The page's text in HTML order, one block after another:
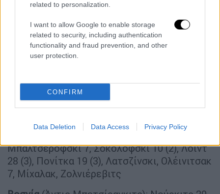
related to personalization.
I want to allow Google to enable storage
related to security, including authentication
functionality and fraud prevention, and other
user protection.
CONFIRM
Data Deletion Data Access Privacy Policy
Από την άλλη, για την Βοσνία ο Γιουσούφ
Νούρκιτς πέτυχε 20 πόντους, πήρε 7
ριμπάουντ, έδωσε 3 ασίστ και έκανε 2
κλεψίματα και 2 μπλοκ σε 29:07. Ακόμη. ο
Τζον Ρόμπερσον μέτρησε 19 πόντους, 4
31:39 και σημαντική ήταν και η συνεισφορά
του Έντιν Άτιτς με 8 πόντους, 3 ριμπάουντ, 5
Μπαλτσερόφσκι 7, Σοκολόφσκι 10 (2), Λόιντ
28 (3), Πονίτκα 19 (3), Λατσζίνσκι, Ολέινιτσακ
7, Μίχαλακ, Ζολνιέρεβιτς